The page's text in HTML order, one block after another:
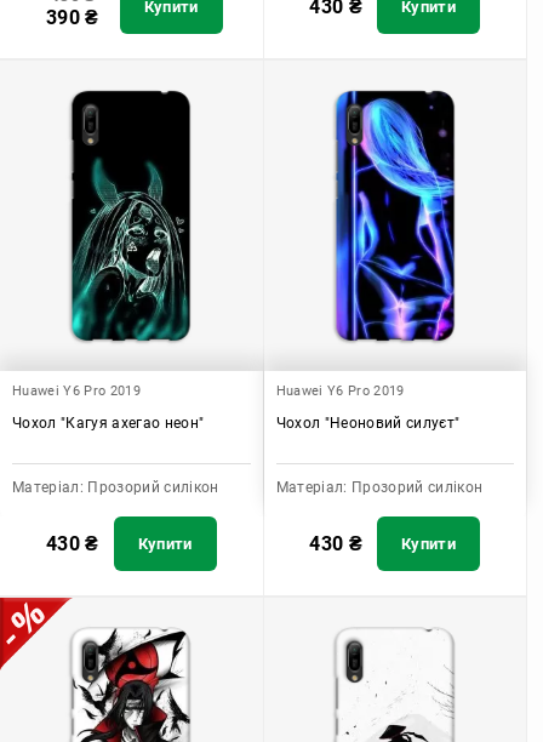
390₴ Купити 430 ₴ Купити
Huawei Y6 Pro 2019
Чохол "Кагуя ахегао неон"
Матеріал: Прозорий силікон
430₴ Купити
Huawei Y6 Pro 2019
Чохол "Неоновий силуєт"
Матеріал: Прозорий силікон
430 ₴ Купити